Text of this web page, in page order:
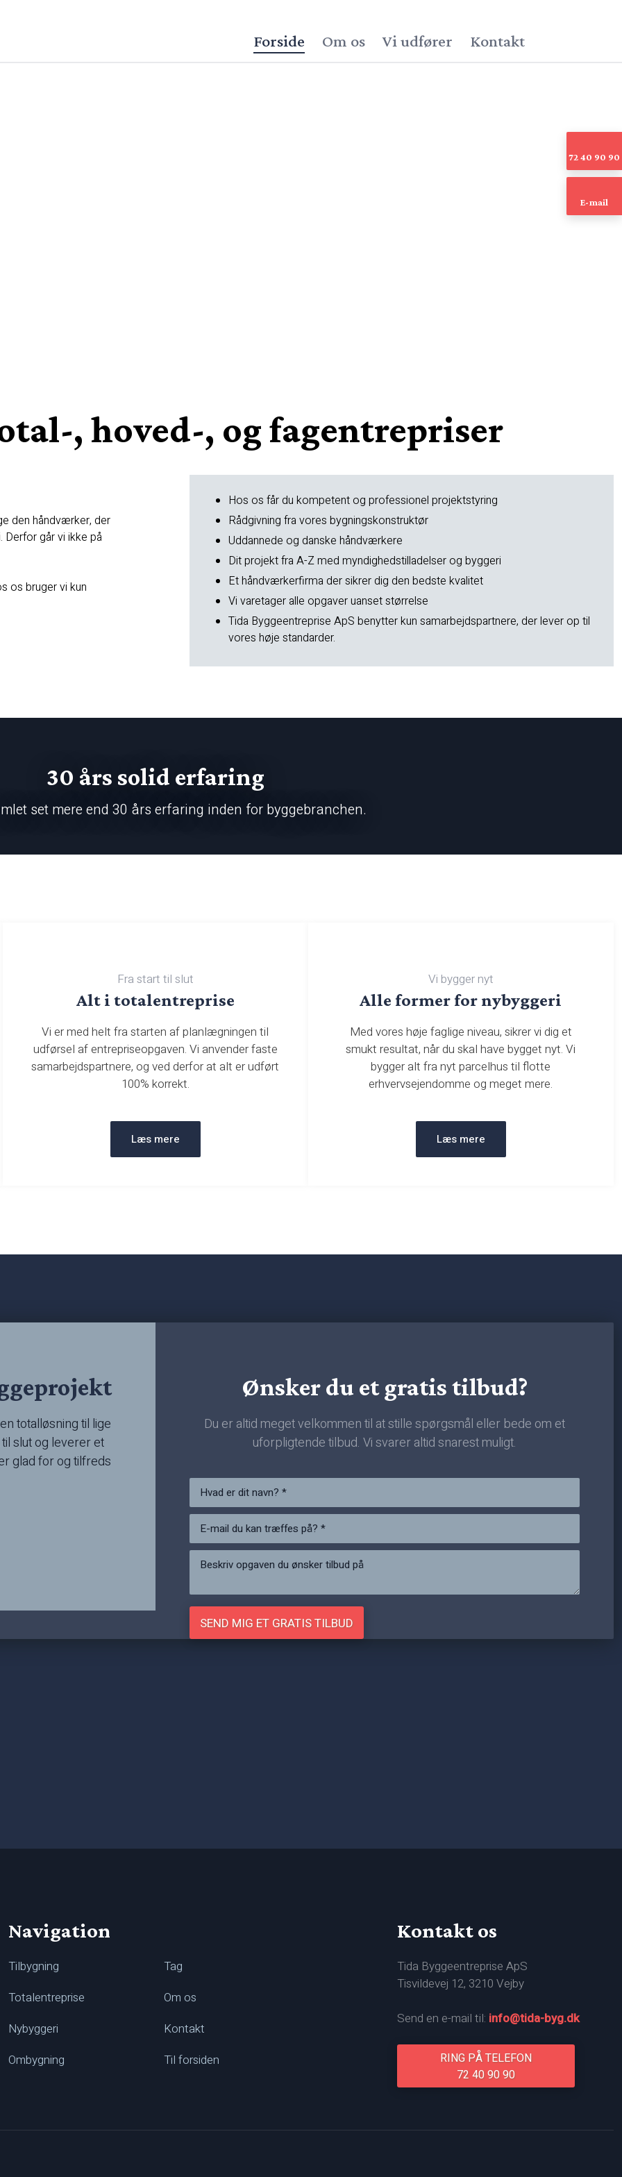
72 40 90 90
E-mail
Forside Om os Vi udfører Kontakt
, hoved-, og fagentrepriser
den håndværker, der
går vi ikke på
os bruger vi kun
Hos os får du kompetent og professionel projektstyring
Rådgivning fra vores bygningskonstruktør
Uddannede og danske håndværkere
Dit projekt fra A-Z med myndighedstilladelser og byggeri
Et håndværkerfirma der sikrer dig den bedste kvalitet
Vi varetager alle opgaver uanset størrelse
Tida Byggeentreprise ApS benytter kun samarbejdspartnere, der lever op til
vores høje standarder.
30 års solid erfaring
set mere end 30 års erfaring inden for byggebranchen.
Fra start til slut​
​Alt i totalentreprise
Vi er med helt fra starten af planlægningen til
udførsel af entrepriseopgaven. Vi anvender faste
samarbejdspartnere, og ved derfor at alt er udført
100% korrekt.
Læs mere
Vi bygger nyt​
​Alle former for nybyggeri
Med vores høje faglige niveau, sikrer vi dig et
smukt resultat, når du skal have bygget nyt. Vi
bygger alt fra nyt parcelhus til flotte
erhvervsejendomme og meget mere.
Læs mere
totalløsning til lige
slut og leverer et
glad for og tilfreds
​Ønsker du et gratis tilbud?
Du er altid meget velkommen til at stille spørgsmål eller bede om et
uforpligtende tilbud. Vi svarer altid snarest muligt.
Navigation
Tilbygning
Totalentreprise
Nybyggeri
Ombygning
Tag
Om os
Kontakt
Til forsiden
Kontakt os
Tida Byggeentreprise ApS
Tisvildevej 12, 3210 Vejby
Send en e-mail til: info@tida-byg.​dk
RING PÅ TELEFON
​72 40 90 90